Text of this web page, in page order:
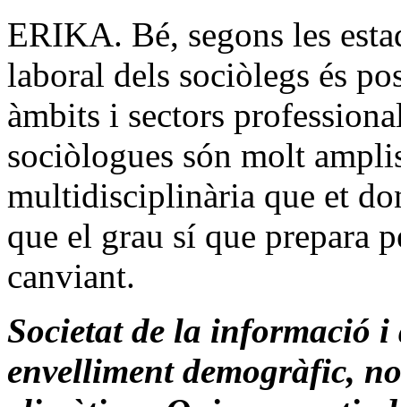
ERIKA. Bé, segons les
laboral dels sociòlegs és
àmbits i sectors
sociòlogues són molt
multidisciplinària que et
que el grau sí que prepara
canviant.
Societat de la informació i
envelliment demogràfic,